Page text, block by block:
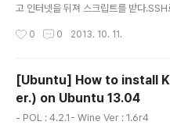
고 인터넷을 뒤져 스크립트를 받다.SSH
으나 직감적으로 ' 이 연결이 떨어지면 벽
연결을 위한 포고 분리 및 납땜참고 포
방법포고 본체를 싸고 있는 투명 플라스
벗겨낸다뒷쪽 이음새 부분을 드라이버
0 0 2013. 10. 11.
[Ubuntu] How to install
er.) on Ubuntu 13.04
- POL : 4.2.1- Wine Ver : 1.6r4